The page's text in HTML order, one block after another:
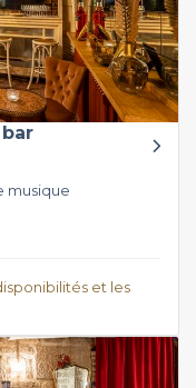
musique
et les